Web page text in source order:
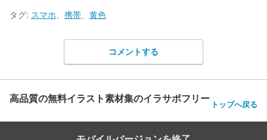
タグ: スマホ 携帯 黄色
コメントする
高品質の無料イラスト素材集のイラサポフリー トップへ戻る